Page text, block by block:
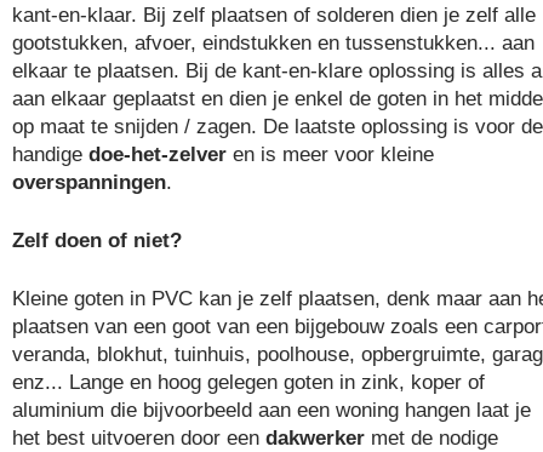
kant-en-klaar. Bij zelf plaatsen of solderen dien je zelf alle
gootstukken, afvoer, eindstukken en tussenstukken... aan
elkaar te plaatsen. Bij de kant-en-klare oplossing is alles
aan elkaar geplaatst en dien je enkel de goten in het
op maat te snijden / zagen. De laatste oplossing is voor de
handige doe-het-zelver en is meer voor kleine
overspanningen.
Zelf doen of niet?
Kleine goten in PVC kan je zelf plaatsen, denk maar aan
plaatsen van een goot van een bijgebouw zoals een
veranda, blokhut, tuinhuis, poolhouse, opbergruimte,
enz... Lange en hoog gelegen goten in zink, koper of
aluminium die bijvoorbeeld aan een woning hangen laat je
het best uitvoeren door een dakwerker met de nodige